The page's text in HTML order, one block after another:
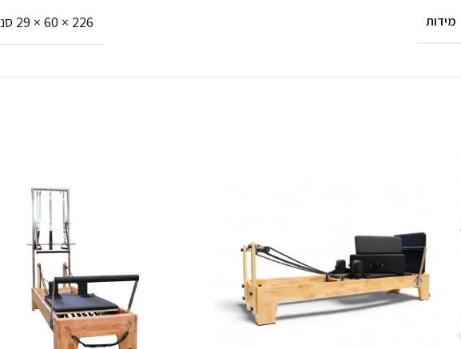
מידות 226 × 60 × 29 סנטימטרים